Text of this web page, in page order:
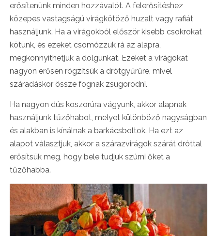
erősítenünk minden hozzávalót. A felerősítéshez
közepes vastagságú virágkötöző huzalt vagy rafiát
használjunk. Ha a virágokból először kisebb csokrokat
kötünk, és ezeket csomózzuk rá az alapra,
megkönnyíthetjük a dolgunkat. Ezeket a virágokat
nagyon erősen rögzítsük a drótgyűrűre, mivel
száradáskor össze fognak zsugorodni.
Ha nagyon dús koszorúra vágyunk, akkor alapnak
használjunk tűzőhabot, melyet különböző nagyságban
és alakban is kínálnak a barkácsboltok. Ha ezt az
alapot választjuk, akkor a szárazvirágok szárát dróttal
erősítsük meg, hogy bele tudjuk szúrni őket a
tűzőhabba.